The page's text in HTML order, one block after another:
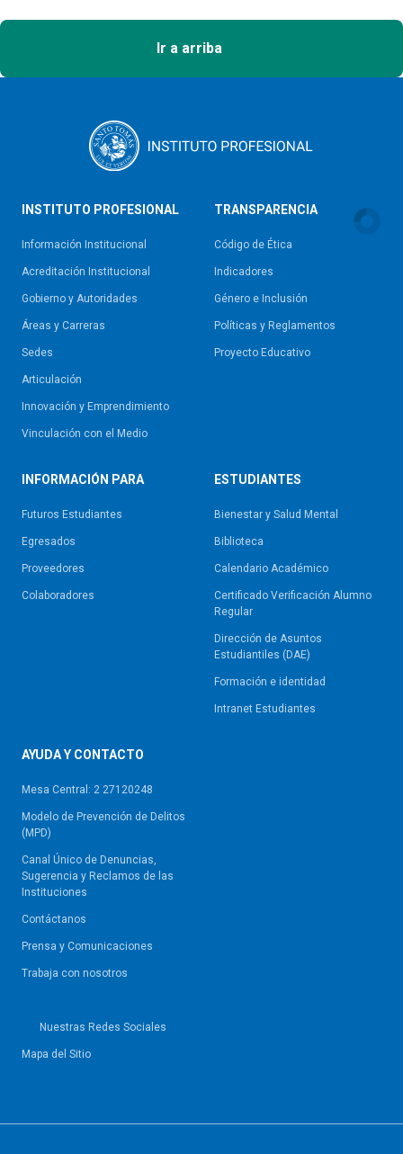
Ir a arriba
INSTITUTO PROFESIONAL
Información Institucional
Acreditación Institucional
Gobierno y Autoridades​
Áreas y Carreras
Sedes
Articulación
Innovación y Emprendimiento
Vinculación con el Medio
TRANSPARENCIA
Código de Ética
Indicadores
Género e Inclusión
Políticas y Reglamentos​
Proyecto Educativo
INFORMACIÓN PARA
Futuros Estudiantes
Egresados
Proveedores
Colaboradores
ESTUDIANTES
Bienestar y Salud Mental
Biblioteca
Calendario Académico
Certificado Verificación Alumno
Regular
Dirección de Asuntos
Estudiantiles (DAE)
Formación e identidad
Intranet Estudiantes
AYUDA Y CONTACTO
Mesa Central: 2 27120248
Modelo de Prevención de Delitos
(MPD)
Canal Único de Denuncias,
Sugerencia y Reclamos de las
Instituciones
Contáctanos
Prensa y Comunicaciones
Trabaja con nosotros
Nuestras Redes Sociales
Mapa del Sitio